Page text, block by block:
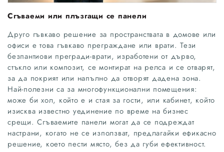
Сгъваеми или плъзгащи се панели
Друго гъвкаво решение за пространствата в домове или
офиси е това гъвкаво преграждане или врати. Тези
безпантиови прегради-врати, изработени от дърво,
стъкло или композит, се монтират на релса и се отварят,
за да покрият или напълно да отворят дадена зона.
Най-полезни са за многофункционални помещения:
може би хол, който е и стая за гости, или кабинет, който
изисква известно уединение по време на бизнес
срещи. Сгъваемите панели могат да се подреждат
настрани, когато не се използват, предлагайки ефикасно
решение, което пести място, без да губи ефективност.